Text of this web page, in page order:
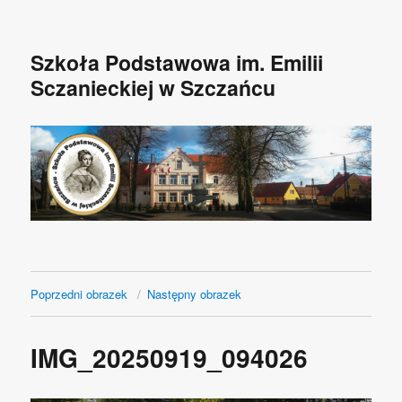
Szkoła Podstawowa im. Emilii
Sczanieckiej w Szczańcu
Poprzedni obrazek Następny obrazek
IMG_20250919_094026